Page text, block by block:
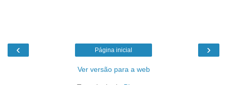
‹ ›
Página inicial
Ver versão para a web